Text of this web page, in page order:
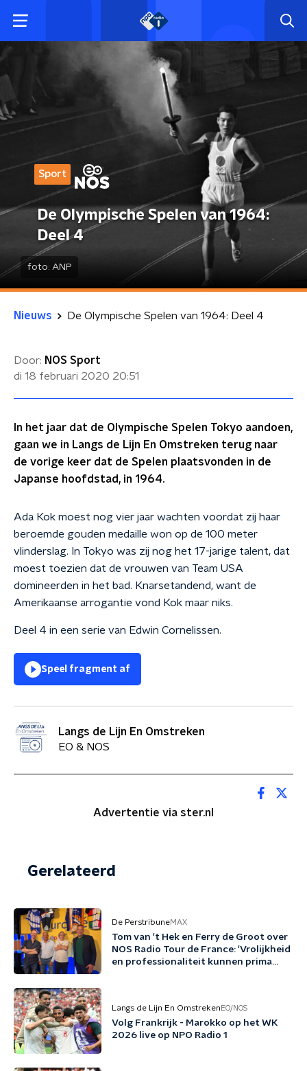
Sport
De Olympische Spelen van 1964:
Deel 4
foto: ANP
Nieuws De Olympische Spelen van 1964: Deel 4
Door: NOS Sport
di 18 februari 2020 20:51
In het jaar dat de Olympische Spelen Tokyo aandoen,
gaan we in Langs de Lijn En Omstreken terug naar
de vorige keer dat de Spelen plaatsvonden in de
Japanse hoofdstad, in 1964.
Ada Kok moest nog vier jaar wachten voordat zij haar
beroemde gouden medaille won op de 100 meter
vlinderslag. In Tokyo was zij nog het 17-jarige talent, dat
moest toezien dat de vrouwen van Team USA
domineerden in het bad. Knarsetandend, want de
Amerikaanse arrogantie vond Kok maar niks.
Deel 4 in een serie van Edwin Cornelissen.
Speel fragment af
Langs de Lijn En Omstreken
EO & NOS
Advertentie via ster.nl
Gerelateerd
De PerstribuneMAX
Tom van 't Hek en Ferry de Groot over
NOS Radio Tour de France: 'Vrolijkheid
en professionaliteit kunnen prima
Langs de Lijn En Omstreken EO/NOS
Volg Frankrijk - Marokko op het WK
2026 live op NPO Radio 1